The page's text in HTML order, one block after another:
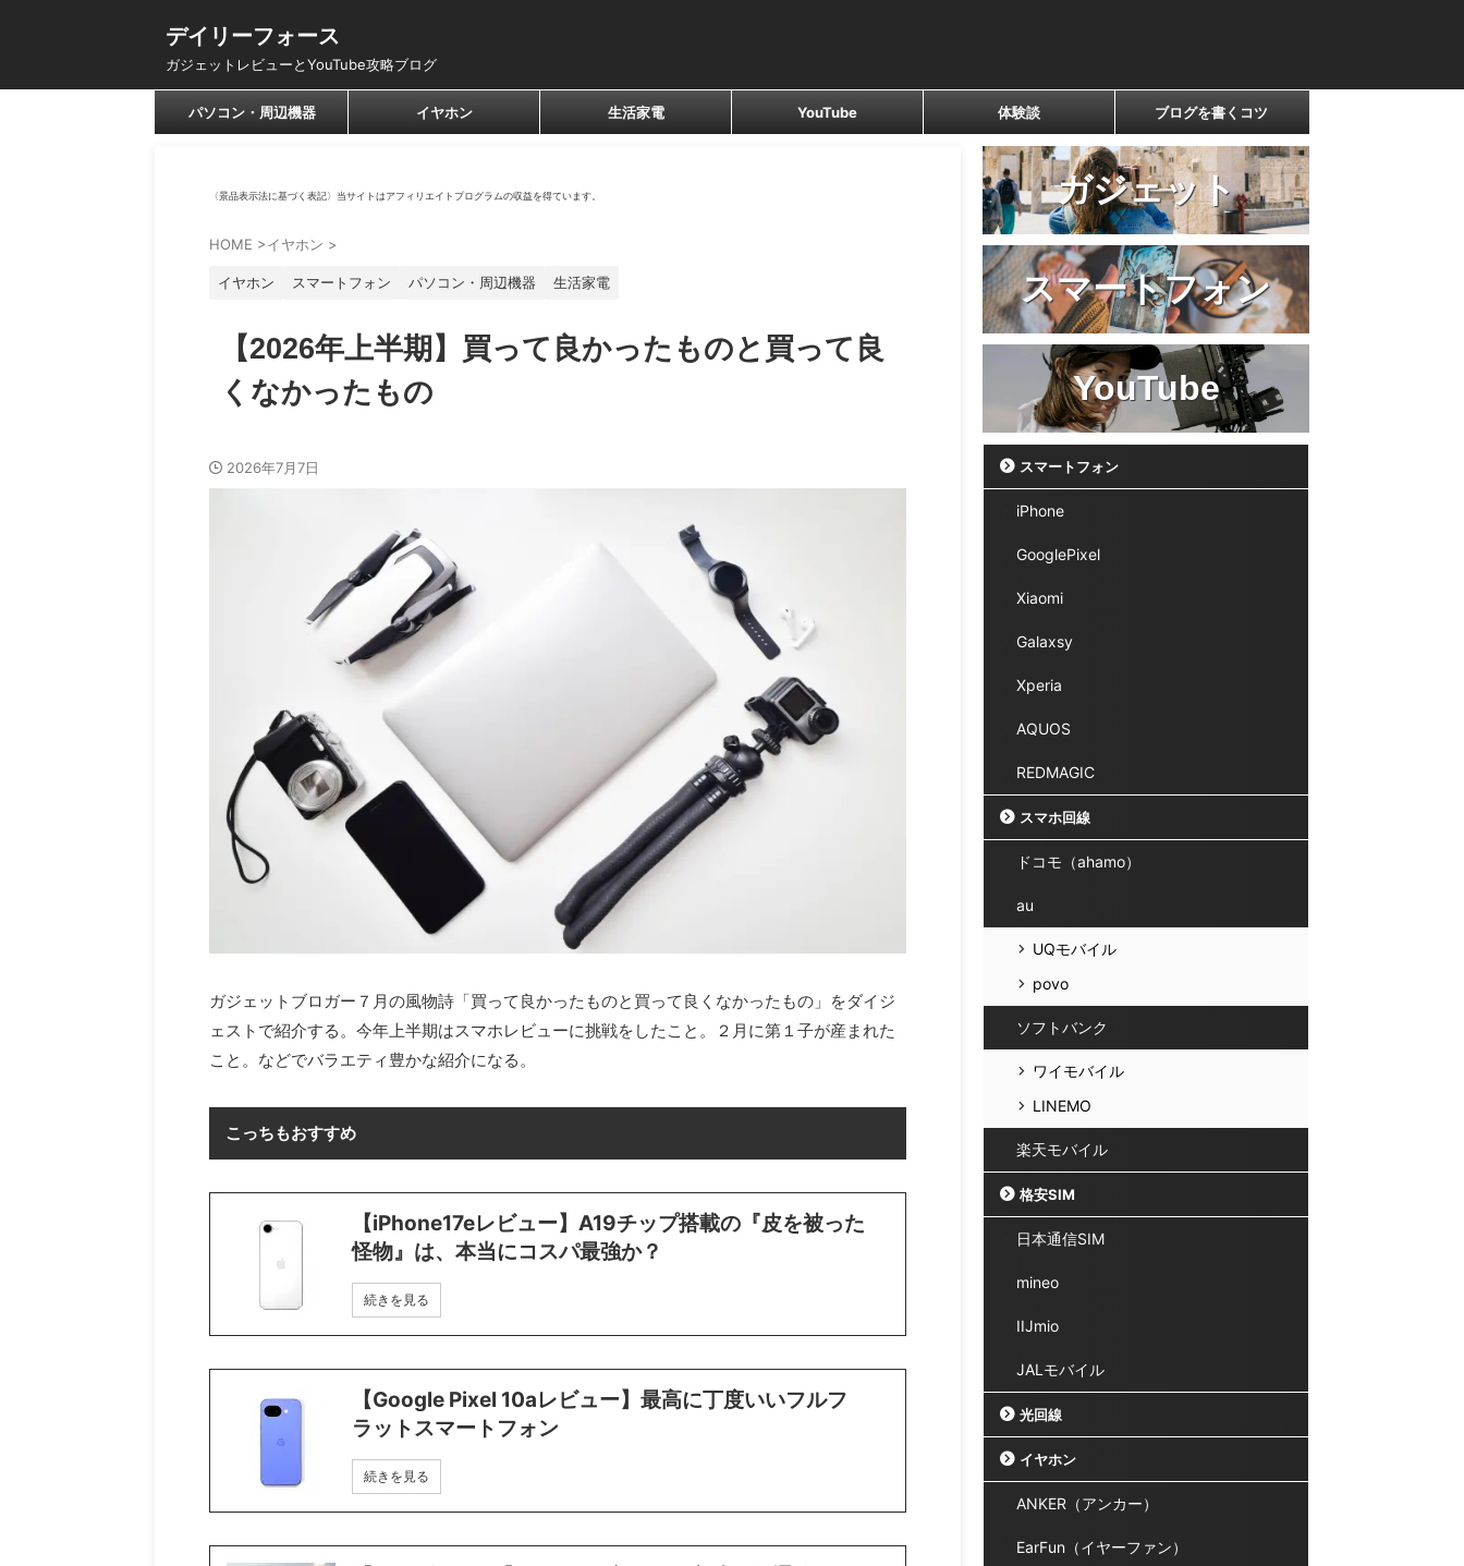
デイリーフォース
ガジェットレビューとYouTube攻略ブログ
パソコン・周辺機器 イヤホン 生活家電 YouTube 体験談 ブログを書くコツ
〈景品表示法に基づく表記〉当サイトはアフィリエイトプログラムの収益を得ています。
HOME >イヤホン >
イヤホン スマートフォン パソコン・周辺機器 生活家電
【2026年上半期】買って良かったものと買って良
くなかったもの
2026年7月7日
ガジェットブロガー７月の風物詩「買って良かったものと買って良くなかったもの」をダイジ
ェストで紹介する。今年上半期はスマホレビューに挑戦をしたこと。２月に第１子が産まれた
こと。などでバラエティ豊かな紹介になる。
こっちもおすすめ
【iPhone17eレビュー】A19チップ搭載の『皮を被った
怪物』は、本当にコスパ最強か？
続きを見る
【Google Pixel 10aレビュー】最高に丁度いいフルフ
ラットスマートフォン
続きを見る
ガジェット
スマートフォン
YouTube
スマートフォン
iPhone
GooglePixel
Xiaomi
Galaxsy
Xperia
AQUOS
REDMAGIC
スマホ回線
ドコモ（ahamo）
au
UQモバイル
povo
ソフトバンク
ワイモバイル
LINEMO
楽天モバイル
格安SIM
日本通信SIM
mineo
IIJmio
JALモバイル
光回線
イヤホン
ANKER（アンカー）
EarFun（イヤーファン）